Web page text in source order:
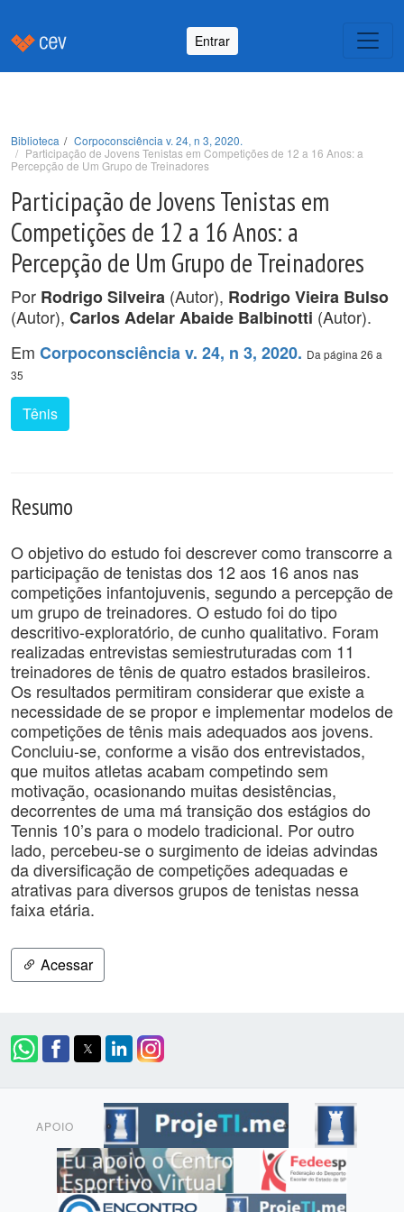
Entrar
Biblioteca
Corpoconsciência v. 24, n 3, 2020.
Participação de Jovens Tenistas em Competições de 12 a 16 Anos: a
Percepção de Um Grupo de Treinadores
Participação de Jovens Tenistas em
Competições de 12 a 16 Anos: a
Percepção de Um Grupo de Treinadores
Por Rodrigo Silveira (Autor), Rodrigo Vieira Bulso
(Autor), Carlos Adelar Abaide Balbinotti (Autor).
Em Corpoconsciência v. 24, n 3, 2020. Da página 26 a
35
Tênis
Resumo
O objetivo do estudo foi descrever como transcorre a
participação de tenistas dos 12 aos 16 anos nas
competições infantojuvenis, segundo a percepção de
um grupo de treinadores. O estudo foi do tipo
descritivo-exploratório, de cunho qualitativo. Foram
realizadas entrevistas semiestruturadas com 11
treinadores de tênis de quatro estados brasileiros.
Os resultados permitiram considerar que existe a
necessidade de se propor e implementar modelos de
competições de tênis mais adequados aos jovens.
Concluiu-se, conforme a visão dos entrevistados,
que muitos atletas acabam competindo sem
motivação, ocasionando muitas desistências,
decorrentes de uma má transição dos estágios do
Tennis 10’s para o modelo tradicional. Por outro
lado, percebeu-se o surgimento de ideias advindas
da diversificação de competições adequadas e
atrativas para diversos grupos de tenistas nessa
faixa etária.
Acessar
APOIO